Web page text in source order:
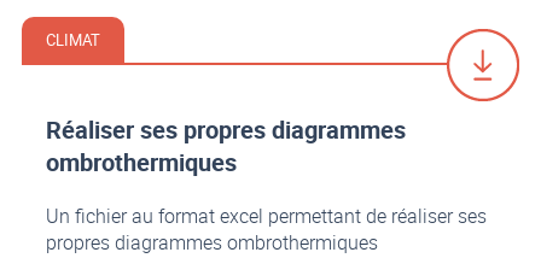
CLIMAT
Réaliser ses propres diagrammes
ombrothermiques
Un fichier au format excel permettant de réaliser ses
propres diagrammes ombrothermiques